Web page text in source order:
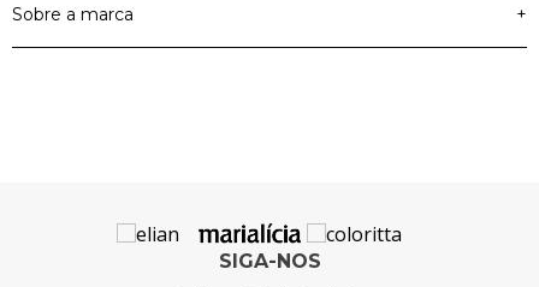
Material Principal Cotton Leve
Sobre a marca +
SIGA-NOS